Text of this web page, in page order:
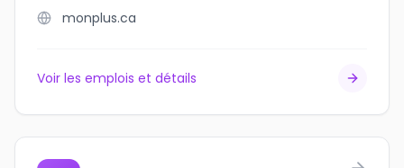
monplus.ca
Voir les emplois et détails